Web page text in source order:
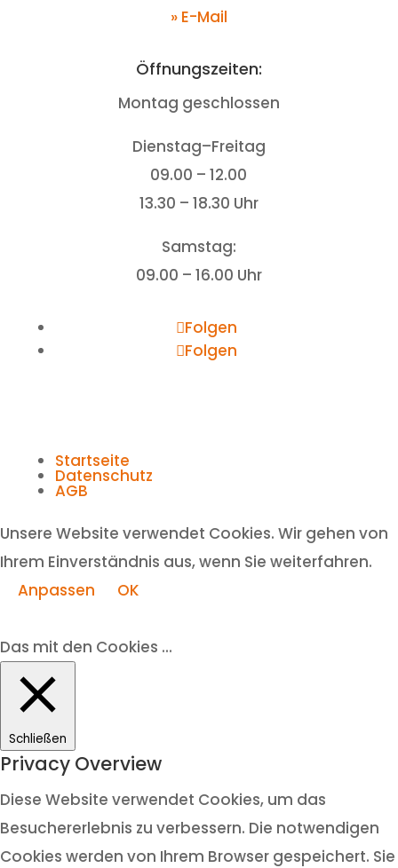
» E-Mail
Öffnungszeiten:
Montag geschlossen
Dienstag–Freitag
09.00 – 12.00
13.30 – 18.30 Uhr
Samstag:
09.00 – 16.00 Uhr
Folgen
Folgen
Startseite
Datenschutz
AGB
Unsere Website verwendet Cookies. Wir gehen von
Ihrem Einverständnis aus, wenn Sie weiterfahren.
Anpassen
OK
Das mit den Cookies ...
Schließen
Privacy Overview
Diese Website verwendet Cookies, um das
Besuchererlebnis zu verbessern. Die notwendigen
Cookies werden von Ihrem Browser gespeichert. Sie